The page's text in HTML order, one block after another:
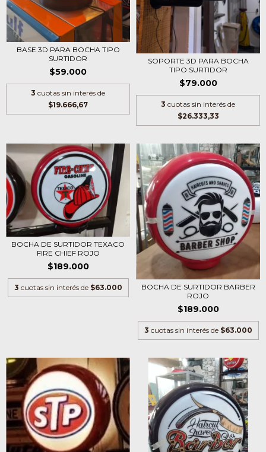
BASE 3D PARA BOCHA TIPO
SURTIDOR
$59.000
3 cuotas sin interés de
$19.666,67
SOPORTE 3D PARA BOCHA
TIPO SURTIDOR
$79.000
3 cuotas sin interés de
$26.333,33
BOCHA DE SURTIDOR TEXACO
FIRE CHIEF ROJO
$189.000
3 cuotas sin interés de $63.000
BOCHA DE SURTIDOR BARBER
ROJO
$189.000
3 cuotas sin interés de $63.000